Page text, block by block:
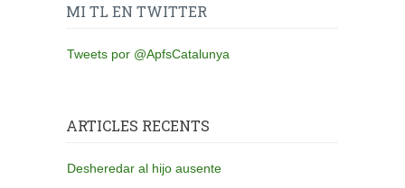
MI TL EN TWITTER
Tweets por @ApfsCatalunya
ARTICLES RECENTS
Desheredar al hijo ausente